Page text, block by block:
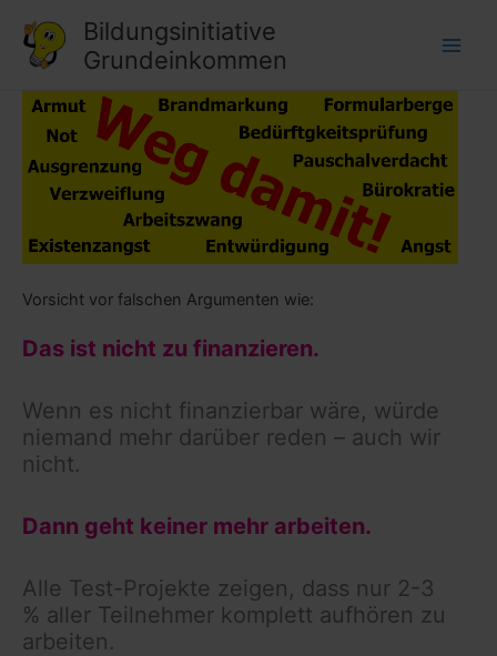
Inhalt
springen
Bildungs­initiative
Grund­einkommen
Vorsicht vor falschen Argumenten wie:
Das ist nicht zu finanzieren.
Wenn es nicht finanzierbar wäre, würde
niemand mehr darüber reden – auch wir
nicht.
Dann geht keiner mehr arbeiten.
Alle Test-Projekte zeigen, dass nur 2-3
% aller Teilnehmer komplett aufhören zu
arbeiten.